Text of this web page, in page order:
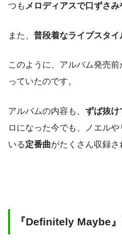
つもメロディアスで口ずさみ
また、 普段着なライブスタイ
このように、アルバム発売
っていたのです。
アルバムの内容も、 ずば抜け
ロになった今でも、ノエル
いる定番曲がたくさん収録さ
『Definitely Maybe